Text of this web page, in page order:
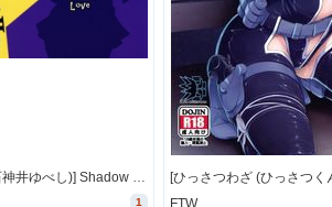
[ぽっぺんはいむ (紙石神井ゆべし)] Shadow World II アマギユキコノバアイ (ペルソナ) [56M]
1 FTW